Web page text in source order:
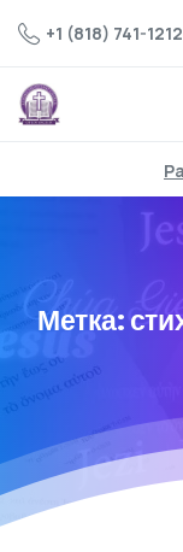
+1 (818) 741-1212
Метка: